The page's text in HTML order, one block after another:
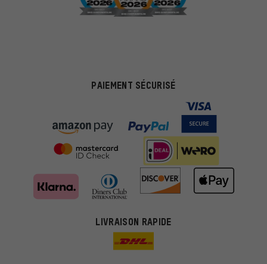
PAIEMENT SÉCURISÉ
LIVRAISON RAPIDE